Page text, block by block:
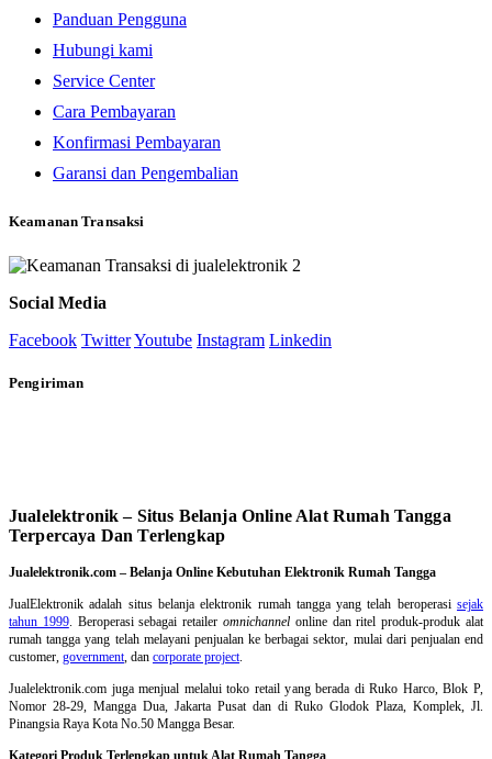
Panduan Pengguna
Hubungi kami
Service Center
Cara Pembayaran
Konfirmasi Pembayaran
Garansi dan Pengembalian
Keamanan Transaksi
Social Media
Facebook TwitterYoutube Instagram Linkedin
Pengiriman
Jualelektronik – Situs Belanja Online Alat Rumah Tangga
Terpercaya Dan Terlengkap
Jualelektronik.com – Belanja Online Kebutuhan Elektronik Rumah Tangga
JualElektronik adalah situs belanja elektronik rumah tanggayang telah beroperasisejak
tahun 1999. Beroperasi sebagai retaileromnichannel online dan ritel produk-produk alat
rumah tangga yang telah melayani penjualan ke berbagai sektor, mulai dari penjualan end
customer, government, dan corporate project.
Jualelektronik.com juga menjual melalui toko retail yang berada di Ruko Harco, Blok P,
Nomor 28-29, Mangga Dua, Jakarta Pusat dan di Ruko Glodok Plaza, Komplek, Jl.
Pinangsia Raya Kota No.50 Mangga Besar.
Kategori Produk Terlengkap untuk Alat Rumah Tangga